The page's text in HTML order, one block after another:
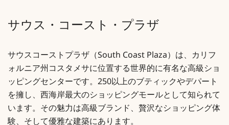
サウス・コースト ・ プラザ
サウスコーストプラザ（South Coast Plaza）は、カリフ
ォルニア州コスタメサに位置する世界的に有名な高級ショ
ッピングセンターです。250以上のブティックやデパート
を擁し、西海岸最大のショッピングモールとして知られて
います。その魅力は高級ブランド、贅沢なショッピング体